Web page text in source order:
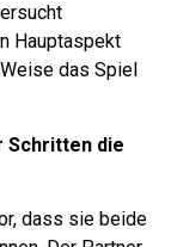
Hauptaspekt
das Spiel
Schritten die
dass sie beide